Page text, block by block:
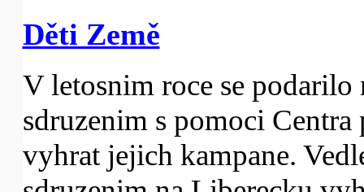
Děti Země
V letosnim roce se
sdruzenim s pomoci
vyhrat jejich kampane.